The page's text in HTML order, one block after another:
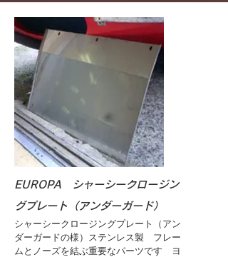
EUROPA シャーシークロージン
グプレート（アンダーガード）
シャーシークロージングプレート（アン
ダーガードの様）ステンレス製 フレー
ムとノーズを結ぶ重要なパーツです ヨ